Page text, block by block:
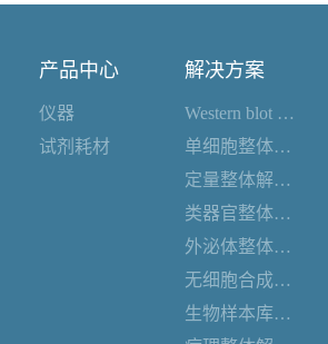
产品中心
仪器
试剂耗材
解决方案
Western blot 整体解决方案
单细胞整体解决方案
定量整体解决方案
类器官整体解决方案
外泌体整体解决方案
无细胞合成整体解决方案
生物样本库整体解决方案